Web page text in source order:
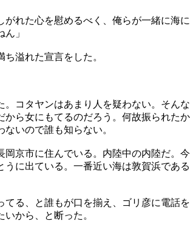
がれた心を慰めるべく、俺らが一緒に海に
」
溢れた宣言をした。
。コタヤンはあまり人を疑わない。そんな
から女にもてるのだろう。何故振られたか
いので誰も知らない。
岡京市に住んでいる。内陸中の内陸だ。今
うに出ている。一番近い海は敦賀浜である
てる、と誰もが口を揃え、ゴリ彦に電話を
いから、と断った。